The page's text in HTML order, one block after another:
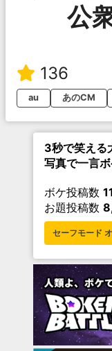
公
136
au
あのCM
3秒で笑える
写真で一言
ボケ投稿数
お題投稿数
セーフモード